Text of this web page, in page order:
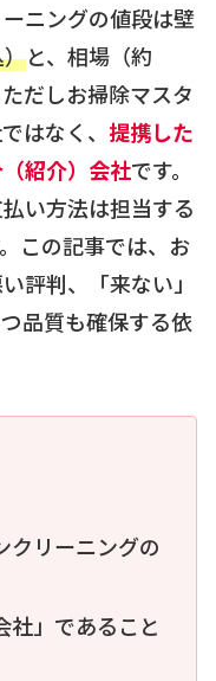
ニングの値段は壁
と、相場（約
だしお掃除マスタ
はなく、 提携した
紹介）会社です。
い方法は担当する
この記事では、お
評判、「来ない」
品質も確保する依
クリーニングの
社」であること